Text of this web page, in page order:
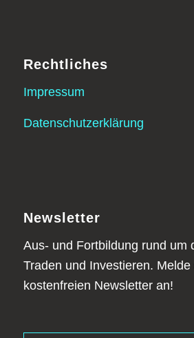
Rechtliches
Impressum
Datenschutzerklärung
Newsletter
Aus- und Fortbildung rund um
Traden und Investieren.
kostenfreien Newsletter an!